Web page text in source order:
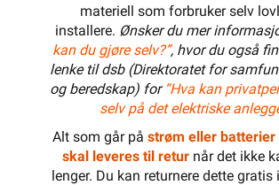
materiell som forbruker selv
installere. Ønsker du mer
kan du gjøre selv?”, hvor du også
lenke til dsb (Direktoratet for
og beredskap) for “Hva kan
selv på det elektriske
Alt som går på strøm eller batterier
skal leveres til returnår det ikke
lenger. Du kan returnere dette gratis